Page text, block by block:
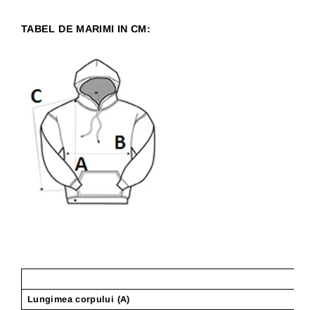
TABEL DE MARIMI IN CM:
Lungimea corpului (A)